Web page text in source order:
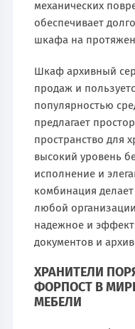
механических
обеспечивает
шкафа на
Шкаф архивный
продаж и
популярностью
предлагает
пространство для
высокий уровень
исполнение и
комбинация
любой
надежное и
документов и
ХРАНИТЕЛИ
ФОРПОСТ В
МЕБЕЛИ